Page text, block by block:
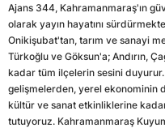
Ajans 344, Kahramanmaraş'ın
olarak yayın hayatını
Onikişubat'tan, tarım ve sanayi
Türkoğlu ve Göksun'a; Andırın,
kadar tüm ilçelerin sesini
gelişmelerden, yerel ekonominin
kültür ve sanat etkinliklerine
tutuyoruz. Kahramanmaraş